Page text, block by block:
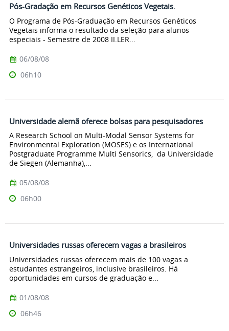
Pós-Gradação em Recursos Genéticos Vegetais.
O Programa de Pós-Graduação em Recursos Genéticos
Vegetais informa o resultado da seleção para alunos
especiais - Semestre de 2008 II.LER...
06/08/08
06h10
Universidade alemã oferece bolsas para pesquisadores
A Research School on Multi-Modal Sensor Systems for
Environmental Exploration (MOSES) e os International
Postgraduate Programme Multi Sensorics, da Universidade
de Siegen (Alemanha),...
05/08/08
06h00
Universidades russas oferecem vagas a brasileiros
Universidades russas oferecem mais de 100 vagas a
estudantes estrangeiros, inclusive brasileiros. Há
oportunidades em cursos de graduação e...
01/08/08
06h46